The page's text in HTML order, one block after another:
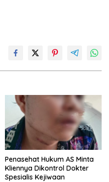
Penasehat Hukum AS Minta
Kliennya Dikontrol Dokter
Spesialis Kejiwaan